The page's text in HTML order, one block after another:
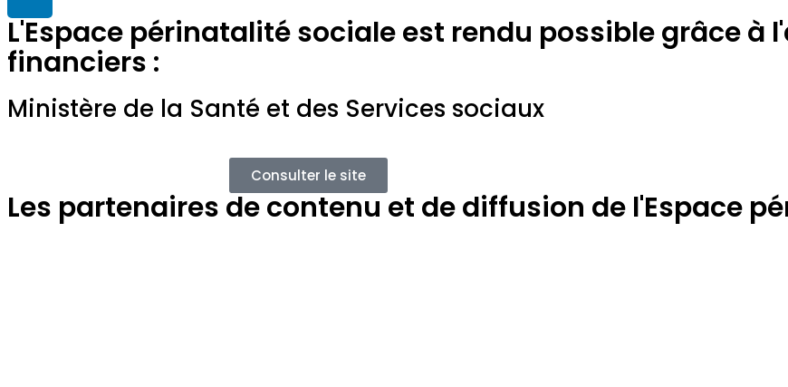
L'Espace périnatalité sociale est rendu possible grâce à
financiers :
Ministère de la Santé et des Services sociaux
Consulter le site
Les partenaires de contenu et de diffusion de l'Espace